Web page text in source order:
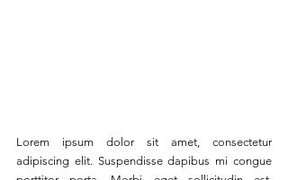
Lorem ipsum dolor sit amet, consectetur
adipiscing elit. Suspendisse dapibus mi congue